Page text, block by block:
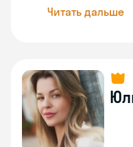
Читать дальше